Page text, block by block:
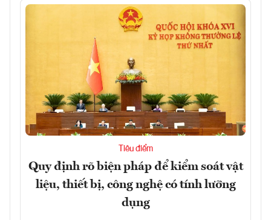
Tiêu điểm
Quy định rõ biện pháp để kiểm soát vật
liệu, thiết bị, công nghệ có tính lưỡng
dụng